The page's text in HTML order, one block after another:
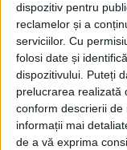
dispozitiv pentru
reclamelor și a
serviciilor. Cu
folosi date și
dispozitivului. Puteți
prelucrarea realizată
conform descrierii de
informații mai
de a vă exprima